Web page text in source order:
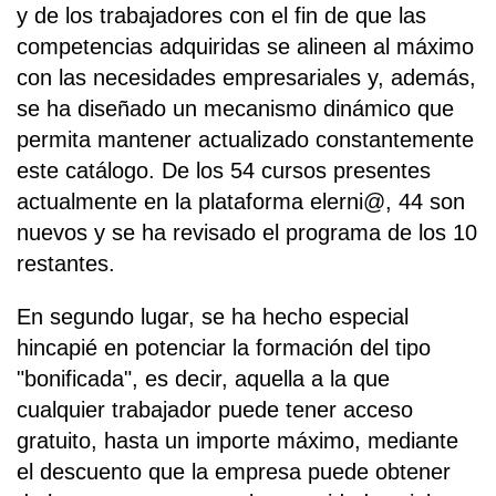
y de los trabajadores con el fin de que las
competencias adquiridas se alineen al máximo
con las necesidades empresariales y, además,
se ha diseñado un mecanismo dinámico que
permita mantener actualizado constantemente
este catálogo. De los 54 cursos presentes
actualmente en la plataforma elerni@, 44 son
nuevos y se ha revisado el programa de los 10
restantes.
En segundo lugar, se ha hecho especial
hincapié en potenciar la formación del tipo
"bonificada", es decir, aquella a la que
cualquier trabajador puede tener acceso
gratuito, hasta un importe máximo, mediante
el descuento que la empresa puede obtener